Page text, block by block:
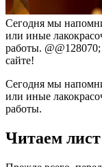
Сегодня мы
или иные
работы.
сайте!
Сегодня мы
или иные
работы.
Читаем